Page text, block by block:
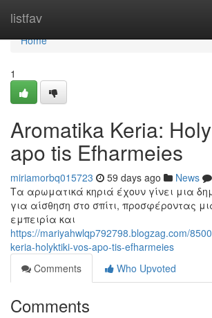
listfav
Home
Home
1
Aromatika Keria:
apo tis Efharmeies
miriamorbq015723 59 days ago News
Τα αρωματικά κηριά έχουν γίνει μια
για αίσθηση στο σπίτι, προσφέροντας
εμπειρία και
https://mariyahwlqp792798.blogzag.com/
keria-holyktiki-vos-apo-tis-efharmeies
Comments
Who Upvoted
Comments